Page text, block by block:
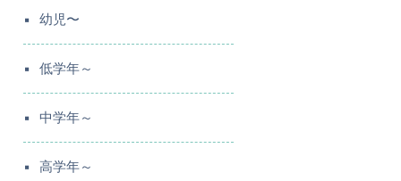
幼児〜
低学年～
中学年～
高学年～